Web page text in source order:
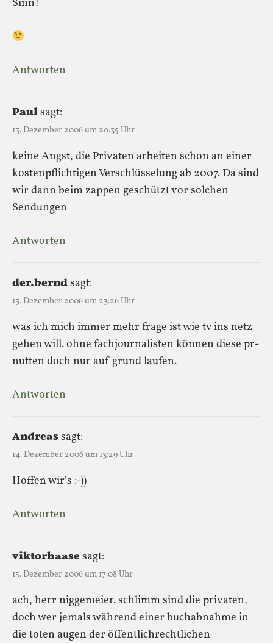
Sinn!
Antworten
Paulsagt:
13. Dezember 2006 um 20:35 Uhr
keine Angst, die Privaten arbeiten schon an einer
kostenpflichtigen Verschlüsselung ab 2007. Da sind
wir dann beim zappen geschützt vor solchen
Sendungen
Antworten
der.berndsagt:
13. Dezember 2006 um 23:26 Uhr
was ich mich immer mehr frage ist wie tv ins netz
gehen will. ohne fachjournalisten können diese pr-
nutten doch nur auf grund laufen.
Antworten
Andreassagt:
14. Dezember 2006 um 13:29 Uhr
Hoffen wir’s :-))
Antworten
viktorhaasesagt:
15. Dezember 2006 um 17:08 Uhr
ach, herr niggemeier. schlimm sind die privaten,
doch wer jemals während einer buchabnahme in
die toten augen der öffentlichrechtlichen